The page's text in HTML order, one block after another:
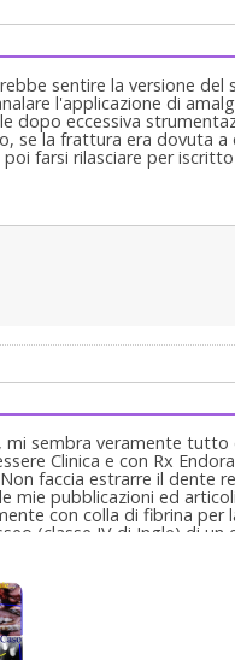
sentire la versione
l'applicazione di
dopo eccessiva
se la frattura era dovuta
farsi rilasciare per
mi sembra veramente
Clinica e con Rx
faccia estrarre il dente
mie pubblicazioni ed
con colla di fibrina
(classe IV di Ingle) di
Ed ancora
parodontale, LE
dopo venti venticinque
ciò il Dentista non l'ha
QUALCHE COSA:. Nella
l'arteria che lo porta,